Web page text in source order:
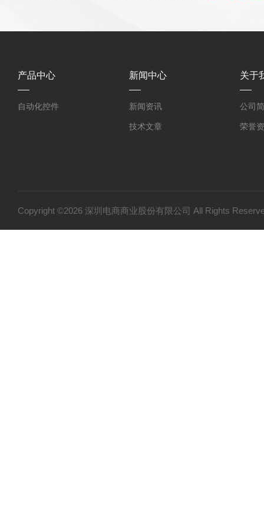
产品中心
自动化控件
新闻中心
新闻资讯
技术文章
关于
公司
荣誉
Copyright ©2026 深圳电商商业股份有限公司 All Rights